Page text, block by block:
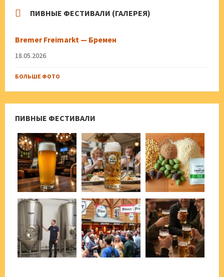
ПИВНЫЕ ФЕСТИВАЛИ (ГАЛЕРЕЯ)
Bremer Freimarkt — Бремен
18.05.2026
БОЛЬШЕ ФОТО
ПИВНЫЕ ФЕСТИВАЛИ